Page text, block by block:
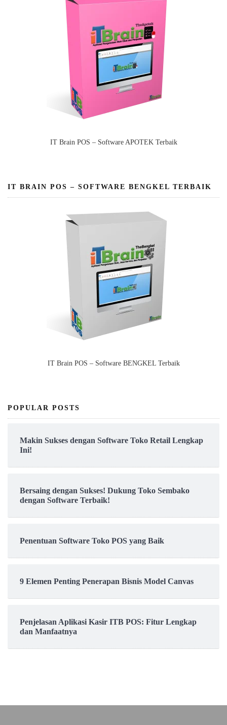
IT Brain POS – Software APOTEK Terbaik
IT BRAIN POS – SOFTWARE BENGKEL TERBAIK
IT Brain POS – Software BENGKEL Terbaik
POPULAR POSTS
Makin Sukses dengan Software Toko Retail Lengkap
Ini!
Bersaing dengan Sukses! Dukung Toko Sembako
dengan Software Terbaik!
Penentuan Software Toko POS yang Baik
9 Elemen Penting Penerapan Bisnis Model Canvas
Penjelasan Aplikasi Kasir ITB POS: Fitur Lengkap
dan Manfaatnya